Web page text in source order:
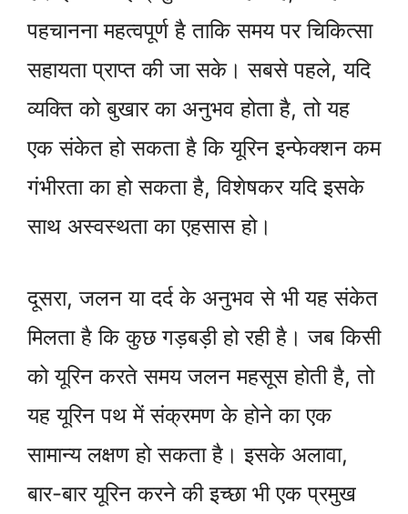
पहचानना महत्वपूर्ण है ताकि समय पर चिकित्सा
सहायता प्राप्त की जा सके। सबसे पहले, यदि
व्यक्ति को बुखार का अनुभव होता है, तो यह
एक संकेत हो सकता है कि यूरिन इन्फेक्शन कम
गंभीरता का हो सकता है, विशेषकर यदि इसके
साथ अस्वस्थता का एहसास हो।
दूसरा, जलन या दर्द के अनुभव से भी यह संकेत
मिलता है कि कुछ गड़बड़ी हो रही है। जब किसी
को यूरिन करते समय जलन महसूस होती है, तो
यह यूरिन पथ में संक्रमण के होने का एक
सामान्य लक्षण हो सकता है। इसके अलावा,
बार-बार यूरिन करने की इच्छा भी एक प्रमुख